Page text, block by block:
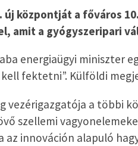
új központját a főváros
amit a gyógyszeripari
energiaügyi
fektetni”. Külföldi
vezérigazgatója a többi
szellemi
innováción alapuló